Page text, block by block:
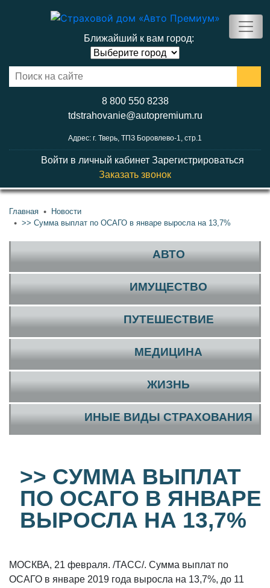
Ближайший к вам город:
8 800 550 8238
tdstrahovanie@autopremium.ru
Адрес: г. Тверь, ТПЗ Боровлево-1, стр.1
Войти в личный кабинет Зарегистрироваться
Заказать звонок
Главная
Новости
>> Сумма выплат по ОСАГО в январе выросла на 13,7%
АВТО
ИМУЩЕСТВО
ПУТЕШЕСТВИЕ
МЕДИЦИНА
ЖИЗНЬ
ИНЫЕ ВИДЫ СТРАХОВАНИЯ
>> СУММА ВЫПЛАТ
ПО ОСАГО В ЯНВАРЕ
ВЫРОСЛА НА 13,7%
МОСКВА, 21 февраля. /ТАСС/. Сумма выплат по
ОСАГО в январе 2019 года выросла на 13,7%, до 11